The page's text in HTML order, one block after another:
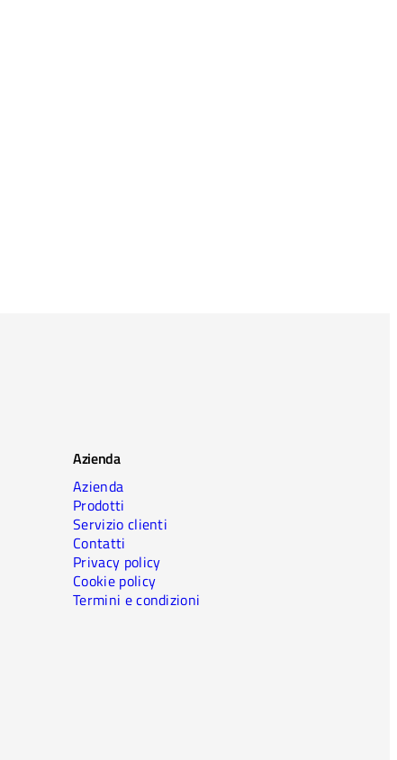
Azienda
Azienda
Prodotti
Servizio clienti
Contatti
Privacy policy
Cookie policy
Termini e condizioni